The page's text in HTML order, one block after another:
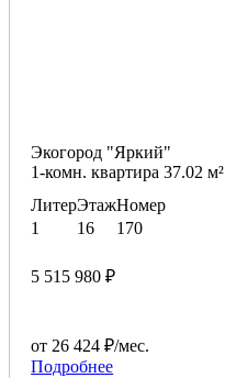
Экогород "Яркий"
1-комн. квартира 37.02 м²
Литер
1
Этаж
16
Номер
170
5 515 980 ₽
от 26 424 ₽/мес.
Подробнее